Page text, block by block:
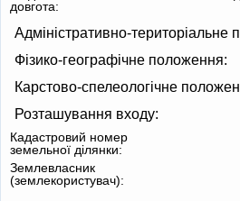
довгота:
Адміністративно-територіальне
Фізико-географічне положення:
Карстово-спелеологічне
Розташування входу:
Кадастровий номер
земельної ділянки:
Землевласник
(землекористувач):